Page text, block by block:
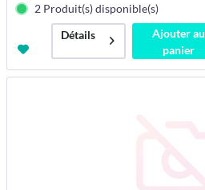
2 Produit(s) disponible(s)
Détails
Ajouter au
panier